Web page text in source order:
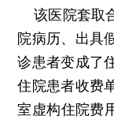
该医院套取
院病历、出具
诊患者变成了
住院患者收费
室虚构住院费